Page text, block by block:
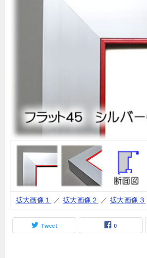
拡大画像１ ／ 拡大画像２ ／ 拡大画像３
Tweet 0